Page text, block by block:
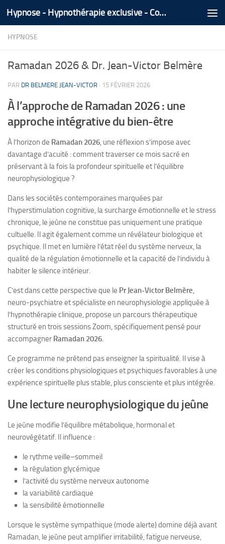
Skip to content Hypnose - Hypnothérapie exclusive - Coaching Médical Spécialisé - Tél/Whatsapp +212 666 535 866
HYPNOSE
Ramadan 2026 & Dr. Jean-Victor Belmère
PAR DR BELMERE JEAN-VICTOR · 15 FÉVRIER 2026
À l’approche de Ramadan 2026 : une
approche intégrative du bien-être
À l’horizon de Ramadan 2026, une réflexion s’impose avec
davantage d’acuité : comment traverser ce mois sacré en
préservant à la fois la profondeur spirituelle et l’équilibre
neurophysiologique ?
Dans les sociétés contemporaines marquées par
l’hyperstimulation cognitive, la surcharge émotionnelle et le stress
chronique, le jeûne ne constitue pas uniquement une pratique
cultuelle. Il agit également comme un révélateur biologique et
psychique. Il met en lumière l’état réel du système nerveux, la
qualité de la régulation émotionnelle et la capacité de l’individu à
habiter le silence intérieur.
C’est dans cette perspective que le Pr Jean-Victor Belmère,
neuro-psychiatre et spécialiste en neurophysiologie appliquée à
l’hypnothérapie clinique, propose un parcours thérapeutique
structuré en trois sessions Zoom, spécifiquement pensé pour
accompagner Ramadan 2026.
Ce programme ne prétend pas enseigner la spiritualité. Il vise à
créer les conditions physiologiques et psychiques favorables à une
expérience spirituelle plus stable, plus consciente et plus intégrée.
Une lecture neurophysiologique du jeûne
Le jeûne modifie l’équilibre métabolique, hormonal et
neurovégétatif. Il influence :
le rythme veille–sommeil
la régulation glycémique
l’activité du système nerveux autonome
la variabilité cardiaque
la sensibilité émotionnelle
Lorsque le système sympathique (mode alerte) domine déjà avant
Ramadan, le jeûne peut amplifier irritabilité, fatigue nerveuse,